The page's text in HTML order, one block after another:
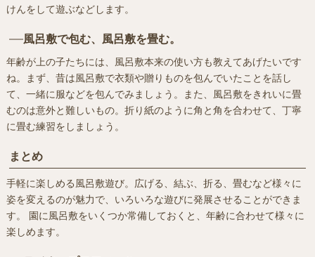
けんをして遊ぶなどします。
風呂敷で包む、風呂敷を畳む。
年齢が上の子たちには、風呂敷本来の使い方も教えてあげたいです
ね。まず、昔は風呂敷で衣類や贈りものを包んでいたことを話し
て、一緒に服などを包んでみましょう。また、風呂敷をきれいに畳
むのは意外と難しいもの。折り紙のように角と角を合わせて、丁寧
に畳む練習をしましょう。
まとめ
手軽に楽しめる風呂敷遊び。広げる、結ぶ、折る、畳むなど様々に
姿を変えるのが魅力で、いろいろな遊びに発展させることができま
す。 園に風呂敷をいくつか常備しておくと、年齢に合わせて様々に
楽しめます。